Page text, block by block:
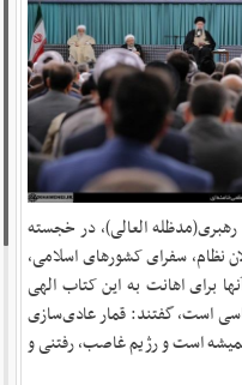
رهبری(مدظله العالی)، در خجسته
سفرای کشورهای اسلامی،
برای اهانت به این کتاب الهی
است، گفتند: قمار عادی‌سازی
است و رژیم غاصب، رفتنی و